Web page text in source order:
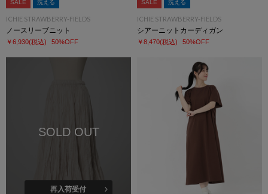
SALE 洗える
ICHIE STRAWBERRY-FIELDS
ノースリーブニット
￥6,930(税込) 50%OFF
SALE 洗える
ICHIE STRAWBERRY-FIELDS
シアーニットカーディガン
￥8,470(税込) 50%OFF
SOLD OUT
再入荷受付